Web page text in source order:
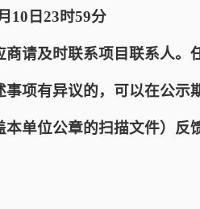
10日23时59分
请及时联系项目联系人。
项有异议的，可以在公示
单位公章的扫描文件）反